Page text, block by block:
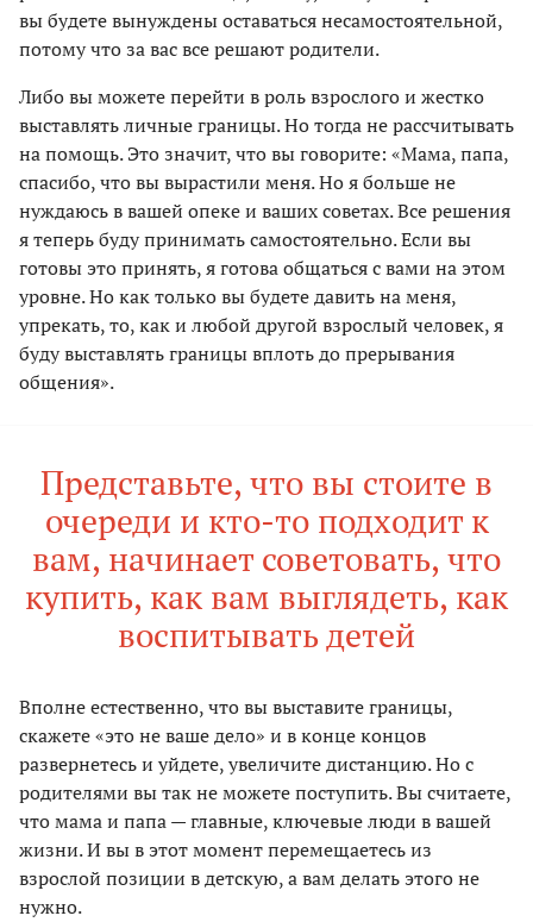
вы будете вынуждены оставаться несамостоятельной,
потому что за вас все решают родители.
Либо вы можете перейти в роль взрослого и жестко
выставлять личные границы. Но тогда не рассчитывать
на помощь. Это значит, что вы говорите: «Мама, папа,
спасибо, что вы вырастили меня. Но я больше не
нуждаюсь в вашей опеке и ваших советах. Все решения
я теперь буду принимать самостоятельно. Если вы
готовы это принять, я готова общаться с вами на этом
уровне. Но как только вы будете давить на меня,
упрекать, то, как и любой другой взрослый человек, я
буду выставлять границы вплоть до прерывания
общения».
Представьте, что вы стоите в
очереди и кто-то подходит к
вам, начинает советовать, что
купить, как вам выглядеть, как
воспитывать детей
Вполне естественно, что вы выставите границы,
скажете «это не ваше дело» и в конце концов
развернетесь и уйдете, увеличите дистанцию. Но с
родителями вы так не можете поступить. Вы считаете,
что мама и папа — главные, ключевые люди в вашей
жизни. И вы в этот момент перемещаетесь из
взрослой позиции в детскую, а вам делать этого не
нужно.